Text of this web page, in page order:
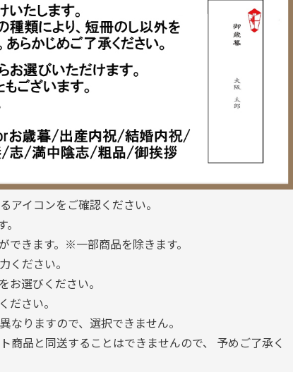
アイコンをご確認ください。
できます。※一部商品を除きます。
ください。
選びください。
さい。
なりますので、選択できません。
商品と同送することはできませんので、 予めご了承く